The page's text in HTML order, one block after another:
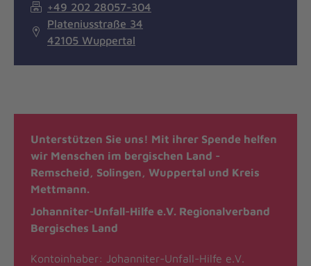
+49 202 28057-304
Plateniusstraße 34
42105 Wuppertal
Unterstützen Sie uns! Mit ihrer Spende helfen
wir Menschen im bergischen Land -
Remscheid, Solingen, Wuppertal und Kreis
Mettmann.
Johanniter-Unfall-Hilfe e.V. Regionalverband
Bergisches Land
Kontoinhaber: Johanniter-Unfall-Hilfe e.V.